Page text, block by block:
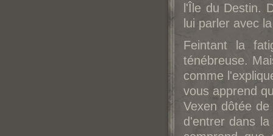
l'Île du Destin.
lui parler avec
Feintant la
ténébreuse.
comme
vous apprend
Vexen dôtée
d'entrer dans